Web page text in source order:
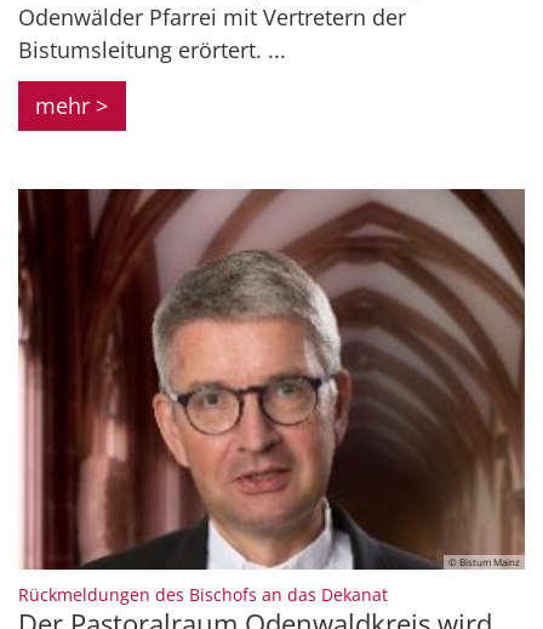
Odenwälder Pfarrei mit Vertretern der
Bistumsleitung erörtert. ...
mehr >
© Bistum Mainz
Rückmeldungen des Bischofs an das Dekanat: